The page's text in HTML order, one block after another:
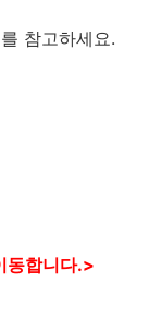
참고하세요.
동합니다.>